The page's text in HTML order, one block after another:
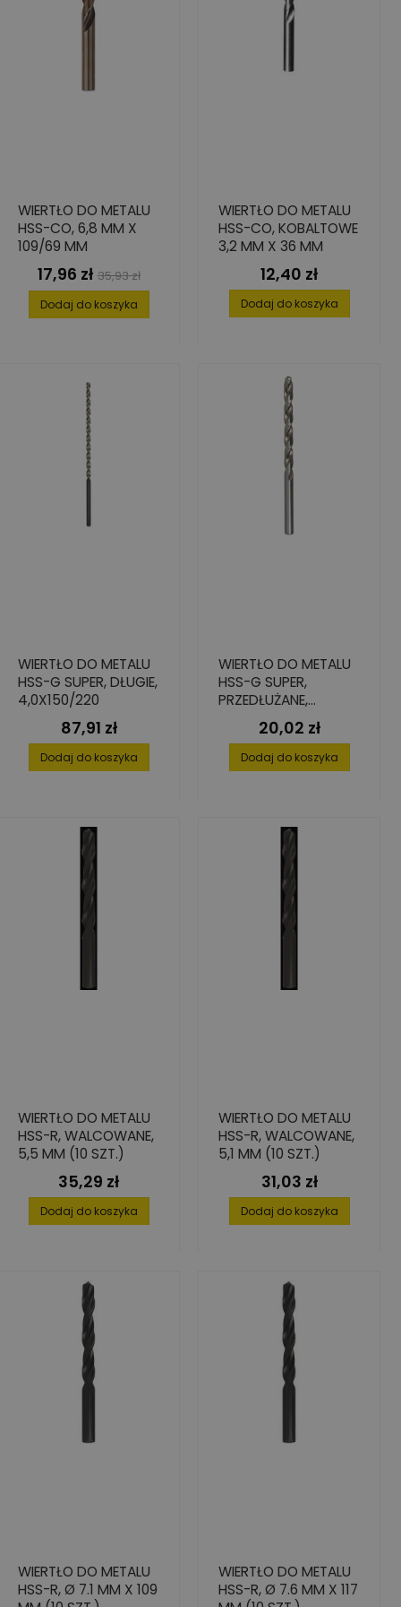
WIERTŁO DO METALU
HSS-CO, 6,8 MM X
109/69 MM
Cena
17,96 zł Cena
podstawowa
35,93 zł
Dodaj do koszyka
WIERTŁO DO METALU
HSS-CO, KOBALTOWE
3,2 MM X 36 MM
Cena
12,40 zł
Dodaj do koszyka
WIERTŁO DO METALU
HSS-G SUPER, DŁUGIE,
4,0X150/220
Cena
87,91 zł
Dodaj do koszyka
WIERTŁO DO METALU
HSS-G SUPER,
PRZEDŁUŻANE,
7,0X102/156
Cena
20,02 zł
Dodaj do koszyka
WIERTŁO DO METALU
HSS-R, WALCOWANE,
5,5 MM (10 SZT.)
Cena
35,29 zł
Dodaj do koszyka
WIERTŁO DO METALU
HSS-R, WALCOWANE,
5,1 MM (10 SZT.)
Cena
31,03 zł
Dodaj do koszyka
WIERTŁO DO METALU
HSS-R, Ø 7.1 MM X 109
WIERTŁO DO METALU
HSS-R, Ø 7.6 MM X 117